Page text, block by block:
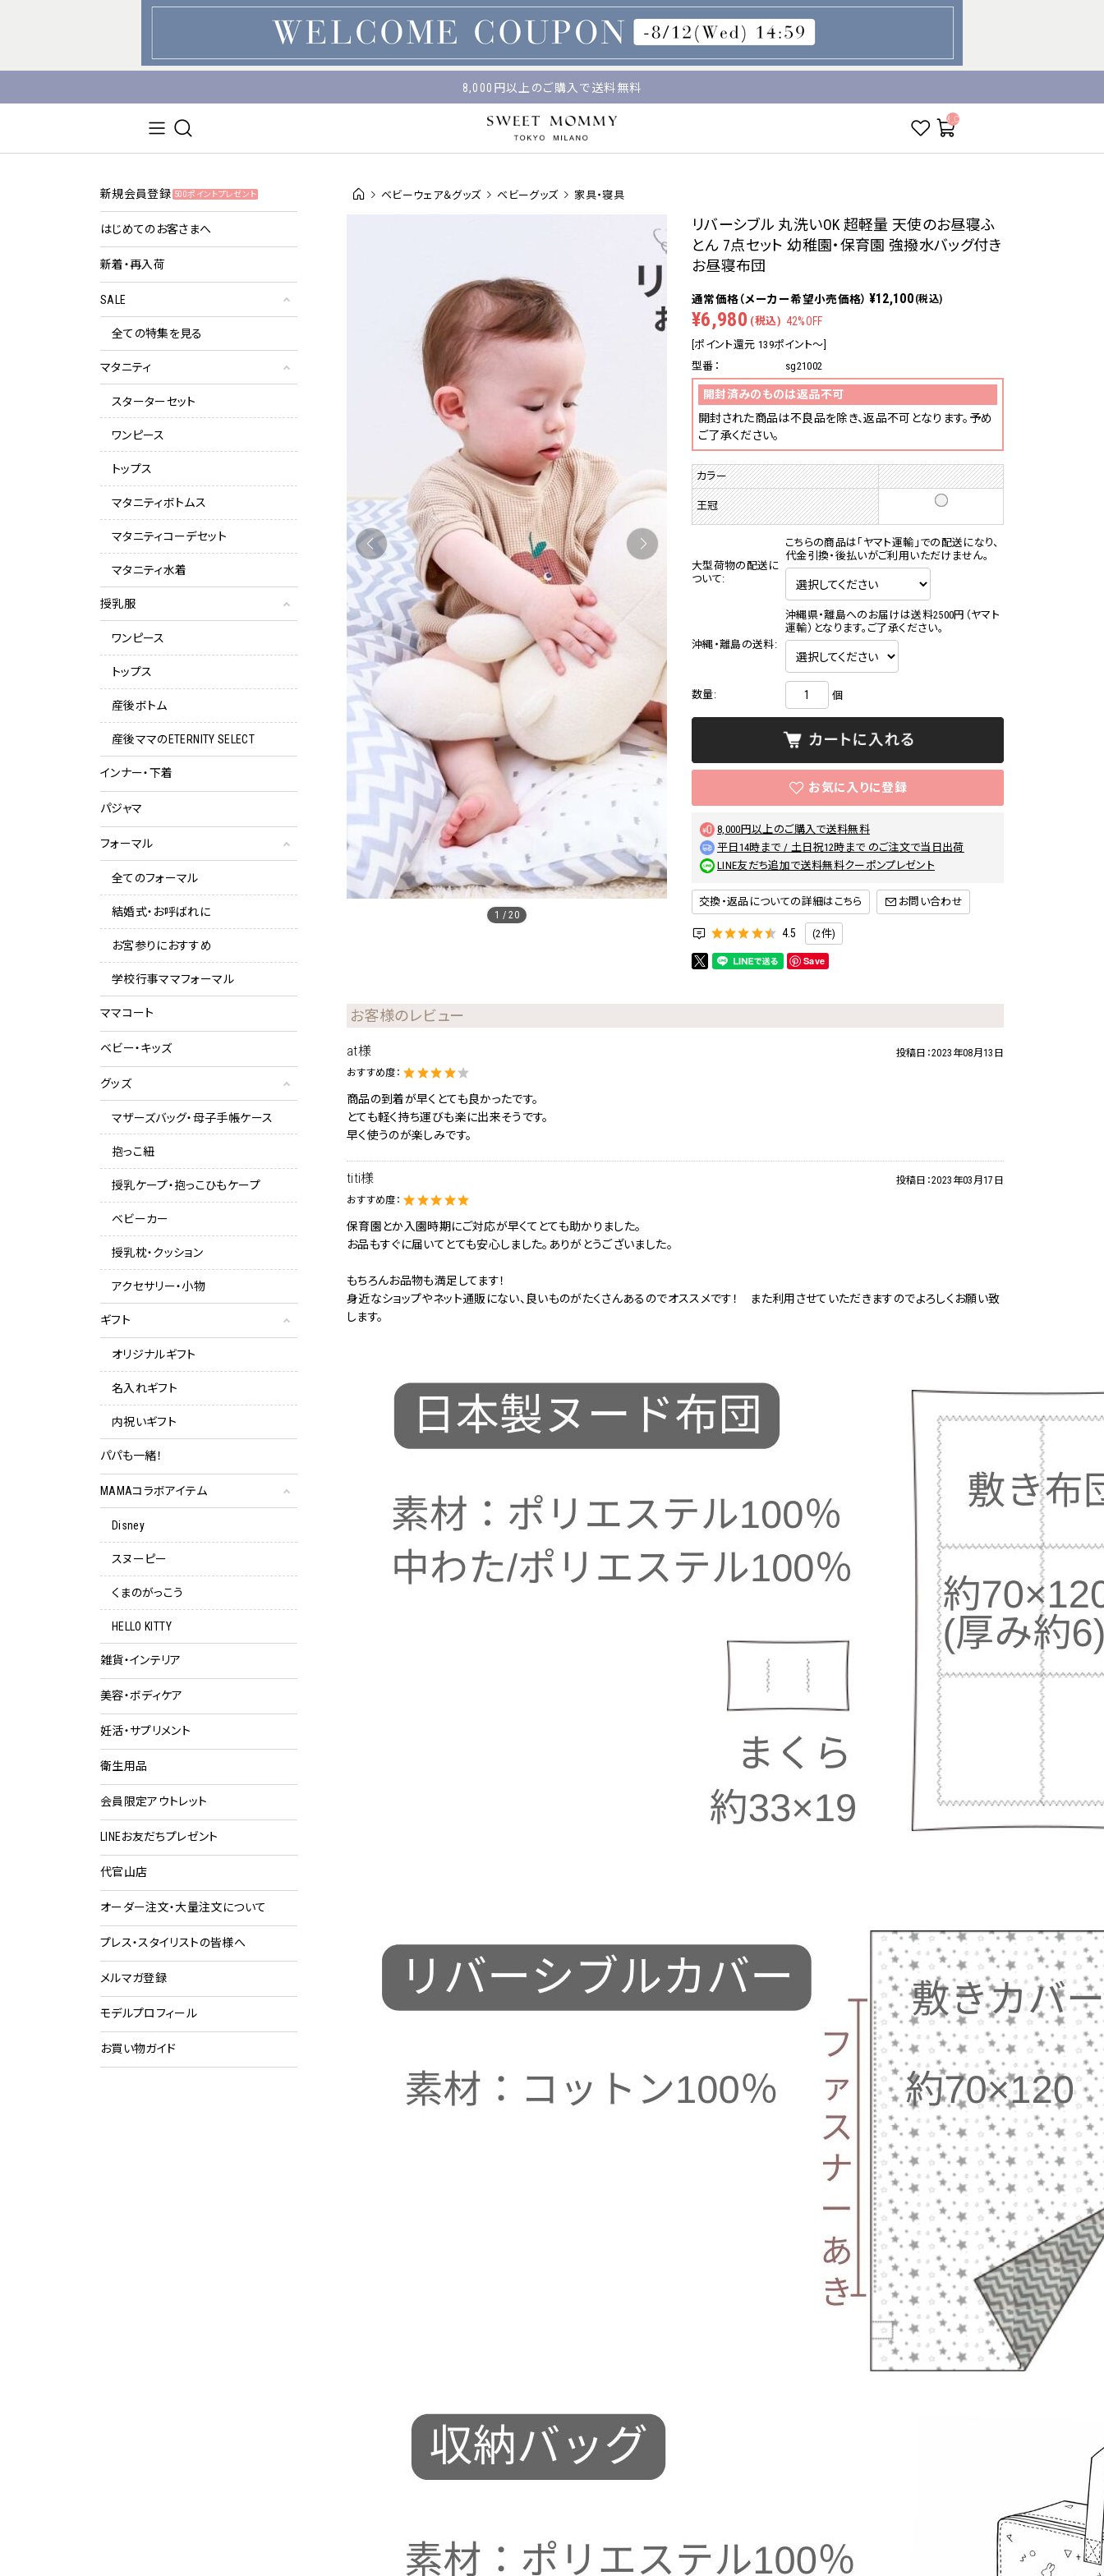
マタニティウェア・授乳服のスウィートマミー
8,000円以上のご購入で送料無料
平日14時 / 土日祝12時まで のご注文で当日出荷！
__ITM_CNT__
ベビーウェア＆グッズ ベビーグッズ 家具・寝具
1 /20
リバーシブル 丸洗いOK 超軽量 天使のお昼寝ふ
とん 7点セット 幼稚園・保育園 強撥水バッグ付き
お昼寝布団
¥12,100 (税込)
¥6,980 (税込) 42%OFF
[ポイント還元 139ポイント～]
型番：
sg21002
開封済みのものは返品不可
開封された商品は不良品を除き、返品不可となります。予め
ご了承ください。
カラー
王冠
大型荷物の配送に
ついて:
こちらの商品は「ヤマト運輸」での配送になり、
代金引換・後払いがご利用いただけません。
沖縄・離島の送料:
沖縄県・離島へのお届けは送料2500円（ヤマト
運輸）となります。ご了承ください。
数量: 個
8,000円以上のご購入で送料無料
平日14時まで / 土日祝12時まで のご注文で当日出荷
LINE友だち追加で送料無料クーポンプレゼント
交換・返品についての詳細はこちら
4.5 (2件)
Save
お客様のレビュー
at様 投稿日：2023年08月13日
おすすめ度：
商品の到着が早くとても良かったです。
とても軽く持ち運びも楽に出来そうです。
早く使うのが楽しみです。
titi様 投稿日：2023年03月17日
おすすめ度：
保育園とか入園時期にご対応が早くてとても助かりました。
お品もすぐに届いてとても安心しました。ありがとうございました。
もちろんお品物も満足してます！
身近なショップやネット通販にない、良いものがたくさんあるのでオススメです！ また利用させていただきますのでよろしくお願い致
します。
新規会員登録 500ポイントプレゼント
はじめてのお客さまへ
新着・再入荷
SALE
全ての特集を見る
マタニティ
スターターセット
ワンピース
トップス
マタニティボトムス
マタニティコーデセット
マタニティ水着
授乳服
ワンピース
トップス
産後ボトム
産後ママのETERNITY SELECT
インナー・下着
パジャマ
フォーマル
全てのフォーマル
結婚式・お呼ばれに
お宮参りにおすすめ
学校行事ママフォーマル
ママコート
ベビー・キッズ
グッズ
マザーズバッグ・母子手帳ケース
抱っこ紐
授乳ケープ・抱っこひもケープ
ベビーカー
授乳枕・クッション
アクセサリー・小物
ギフト
オリジナルギフト
名入れギフト
内祝いギフト
パパも一緒！
MAMAコラボアイテム
Disney
スヌーピー
くまのがっこう
HELLO KITTY
雑貨・インテリア
美容・ボディケア
妊活・サプリメント
衛生用品
会員限定アウトレット
LINEお友だちプレゼント
代官山店
オーダー注文・大量注文について
プレス・スタイリストの皆様へ
メルマガ登録
モデルプロフィール
お買い物ガイド